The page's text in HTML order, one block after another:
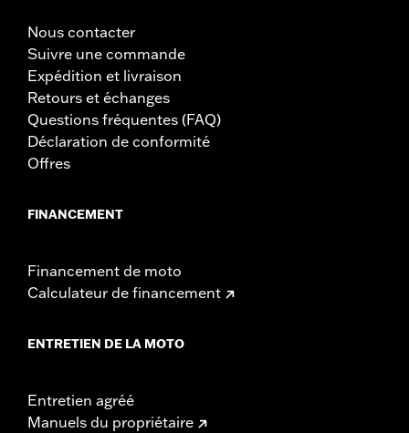
Nous contacter
Suivre une commande
Expédition et livraison
Retours et échanges
Questions fréquentes (FAQ)
Déclaration de conformité
Offres
FINANCEMENT
Financement de moto
Calculateur de financement
ENTRETIEN DE LA MOTO
Entretien agréé
Manuels du propriétaire